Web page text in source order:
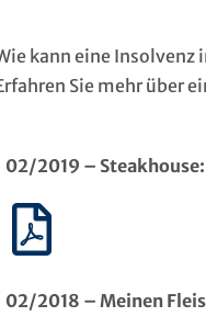
kann eine Insolvenz
Sie mehr über
02/2019 – Steakhouse:
02/2018 – Meinen